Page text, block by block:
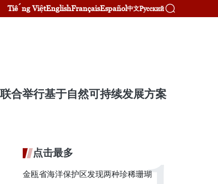
Tiếng ViệtEnglishFrançaisEspañol中文Русский
合举行基于自然可持续发展方案
点击最多
金瓯省海洋保护区发现两种珍稀珊瑚